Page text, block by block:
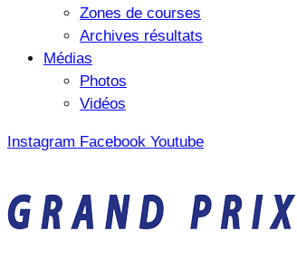
Zones de courses
Archives résultats
Médias
Photos
Vidéos
Instagram Facebook Youtube